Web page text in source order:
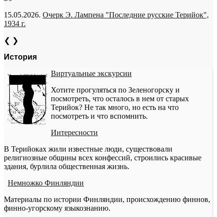
15.05.2026. Очерк Э. Лампена "Последние русские Терийок",
1934 г.
❮ ❯
История
Виртуальные экскурсии
Хотите прогуляться по Зеленогорску и
посмотреть, что осталось в нем от старых
Терийок? Не так много, но есть на что
посмотреть и что вспомнить.
Интересности
В Терийоках жили известные люди, существовали
религиозные общины всех конфессий, строились красивые
здания, бурлила общественная жизнь.
Немножко Финляндии
Материалы по истории Финляндии, происхождению финнов,
финно-угорскому языкознанию.